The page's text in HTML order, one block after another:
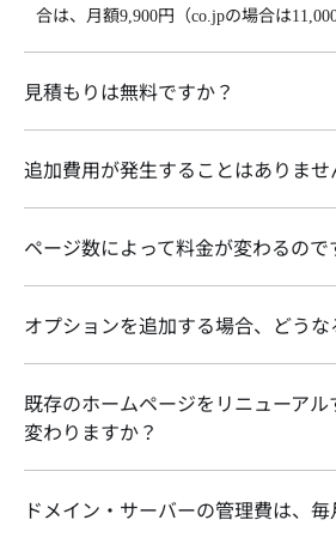
合は、月額9,900円（co.jpの場合は
見積もりは無料ですか？
追加費用が発生することはありませ
ページ数によって料金が変わるので
オプションを追加する場合、どうな
既存のホームページをリニューア
変わりますか？
ドメイン・サーバーの管理費は、